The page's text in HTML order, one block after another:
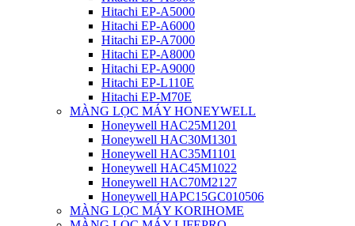
Hitachi EP-A5000
Hitachi EP-A6000
Hitachi EP-A7000
Hitachi EP-A8000
Hitachi EP-A9000
Hitachi EP-L110E
Hitachi EP-M70E
MÀNG LỌC MÁY HONEYWELL
Honeywell HAC25M1201
Honeywell HAC30M1301
Honeywell HAC35M1101
Honeywell HAC45M1022
Honeywell HAC70M2127
Honeywell HAPC15GC010506
MÀNG LỌC MÁY KORIHOME